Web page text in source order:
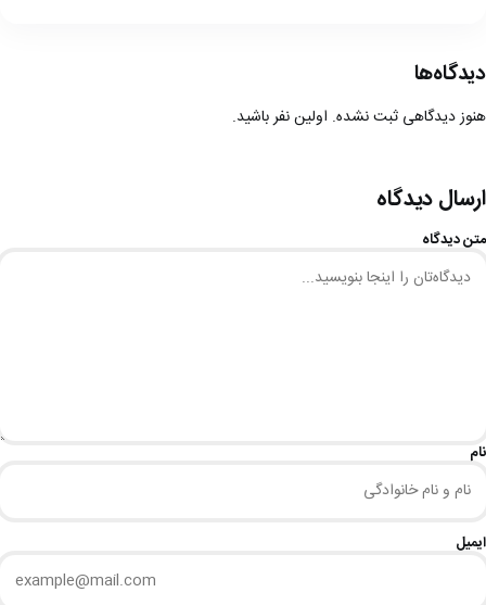
دیدگاه‌ها
هنوز دیدگاهی ثبت نشده. اولین نفر باشید.
ارسال دیدگاه
متن دیدگاه
نام
ایمیل